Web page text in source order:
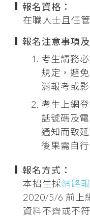
報名資格：
在職人士且任
報名注意事項及
考生請務
規定，避
消報考或
考生上網
話號碼及
通知而致
後果需自行
報名方式：
本招生採網路
2020/5/6 前上
資料不齊或不